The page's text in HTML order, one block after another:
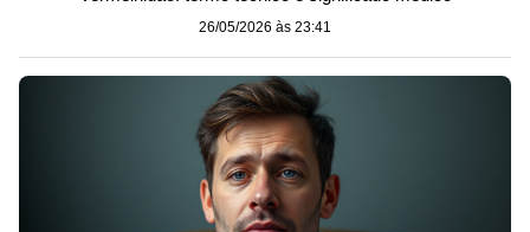
26/05/2026 às 23:41